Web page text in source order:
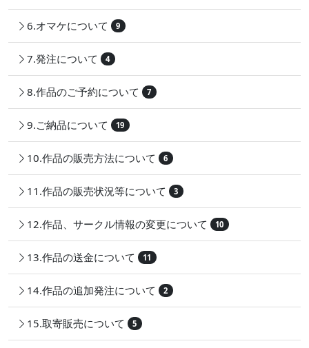
6.オマケについて 9
7.発注について 4
8.作品のご予約について 7
9.ご納品について 19
10.作品の販売方法について 6
11.作品の販売状況等について 3
12.作品、サークル情報の変更について 10
13.作品の送金について 11
14.作品の追加発注について 2
15.取寄販売について 5